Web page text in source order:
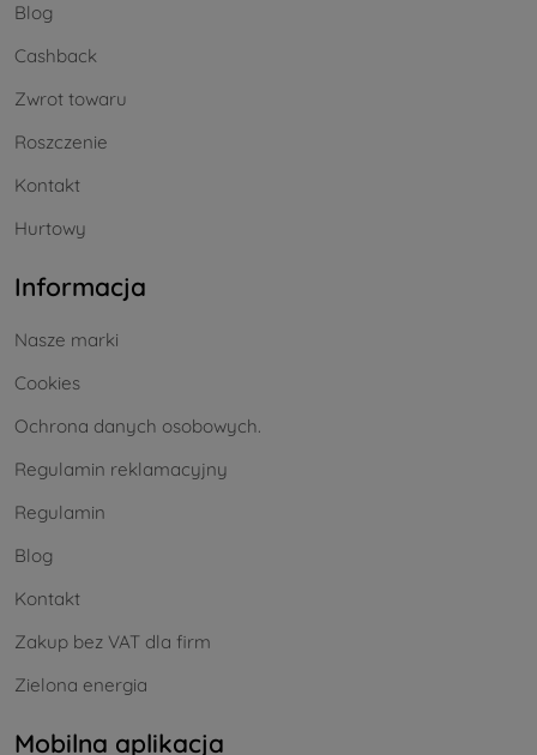
Blog
Cashback
Zwrot towaru
Roszczenie
Kontakt
Hurtowy
Informacja
Nasze marki
Cookies
Ochrona danych osobowych.
Regulamin reklamacyjny
Regulamin
Blog
Kontakt
Zakup bez VAT dla firm
Zielona energia
Mobilna aplikacja